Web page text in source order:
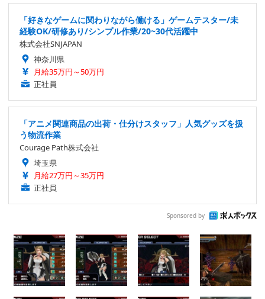
「好きなゲームに関わりながら働ける」ゲームテスター/未
経験OK/研修あり/シンプル作業/20~30代活躍中
株式会社SNJAPAN
神奈川県
月給35万円～50万円
正社員
「アニメ関連商品の出荷・仕分けスタッフ」人気グッズを扱
う物流作業
Courage Path株式会社
埼玉県
月給27万円～35万円
正社員
Sponsored by